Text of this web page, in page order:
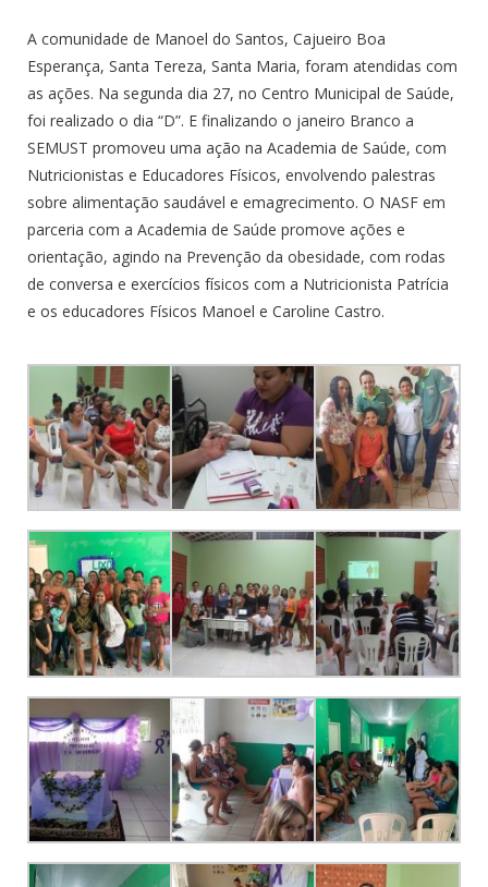
A comunidade de Manoel do Santos, Cajueiro Boa
Esperança, Santa Tereza, Santa Maria, foram atendidas com
as ações. Na segunda dia 27, no Centro Municipal de Saúde,
foi realizado o dia “D”. E finalizando o janeiro Branco a
SEMUST promoveu uma ação na Academia de Saúde, com
Nutricionistas e Educadores Físicos, envolvendo palestras
sobre alimentação saudável e emagrecimento. O NASF em
parceria com a Academia de Saúde promove ações e
orientação, agindo na Prevenção da obesidade, com rodas
de conversa e exercícios físicos com a Nutricionista Patrícia
e os educadores Físicos Manoel e Caroline Castro.